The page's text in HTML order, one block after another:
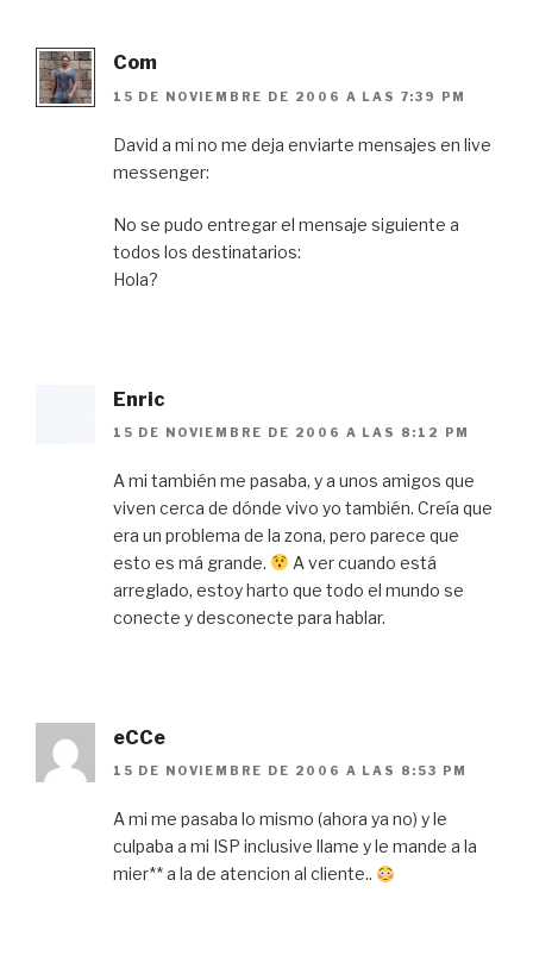
Com
15 DE NOVIEMBRE DE 2006 A LAS 7:39 PM
David a mi no me deja enviarte mensajes en live
messenger:
No se pudo entregar el mensaje siguiente a
todos los destinatarios:
Hola?
Enric
15 DE NOVIEMBRE DE 2006 A LAS 8:12 PM
A mi también me pasaba, y a unos amigos que
viven cerca de dónde vivo yo también. Creía que
era un problema de la zona, pero parece que
esto es má grande.
A ver cuando está
arreglado, estoy harto que todo el mundo se
conecte y desconecte para hablar.
eCCe
15 DE NOVIEMBRE DE 2006 A LAS 8:53 PM
A mi me pasaba lo mismo (ahora ya no) y le
culpaba a mi ISP inclusive llame y le mande a la
mier** a la de atencion al cliente..